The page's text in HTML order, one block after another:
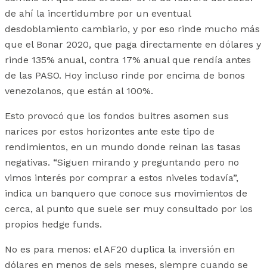
de ahí la incertidumbre por un eventual
desdoblamiento cambiario, y por eso rinde mucho más
que el Bonar 2020, que paga directamente en dólares y
rinde 135% anual, contra 17% anual que rendía antes
de las PASO. Hoy incluso rinde por encima de bonos
venezolanos, que están al 100%.
Esto provocó que los fondos buitres asomen sus
narices por estos horizontes ante este tipo de
rendimientos, en un mundo donde reinan las tasas
negativas. “Siguen mirando y preguntando pero no
vimos interés por comprar a estos niveles todavía”,
indica un banquero que conoce sus movimientos de
cerca, al punto que suele ser muy consultado por los
propios hedge funds.
No es para menos: el AF20 duplica la inversión en
dólares en menos de seis meses, siempre cuando se